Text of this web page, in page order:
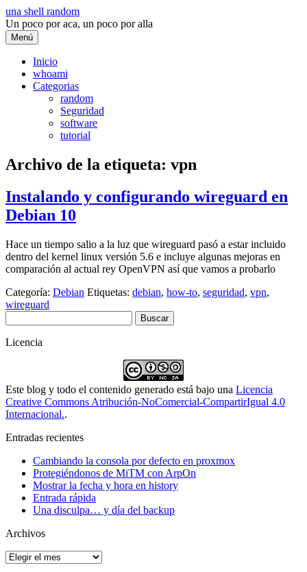
Saltar
al
contenido
una shell random
Un poco por aca, un poco por alla
Menú
Inicio
whoami
Categorias
random
Seguridad
software
tutorial
Archivo de la etiqueta: vpn
Instalando y configurando wireguard en
Debian 10
Hace un tiempo salio a la luz que wireguard pasó a estar incluido
dentro del kernel linux versión 5.6 e incluye algunas mejoras en
comparación al actual rey OpenVPN así que vamos a probarlo
Categoría: Debian Etiquetas: debian, how-to, seguridad, vpn,
wireguard
Licencia
Este blog y todo el contenido generado está bajo una Licencia
Creative Commons Atribución-NoComercial-CompartirIgual 4.0
Internacional..
Entradas recientes
Cambiando la consola por defecto en proxmox
Protegiéndonos de MiTM con ArpOn
Mostrar la fecha y hora en history
Entrada rápida
Una disculpa… y día del backup
Archivos
Archivos